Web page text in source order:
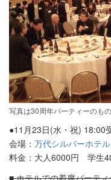
写真は30周年パーティーのもの
●11月23日(水・祝) 18:00
会場： 万代シルバーホ
料金：大人6000円 学生
■ホテルでの着席パーテ